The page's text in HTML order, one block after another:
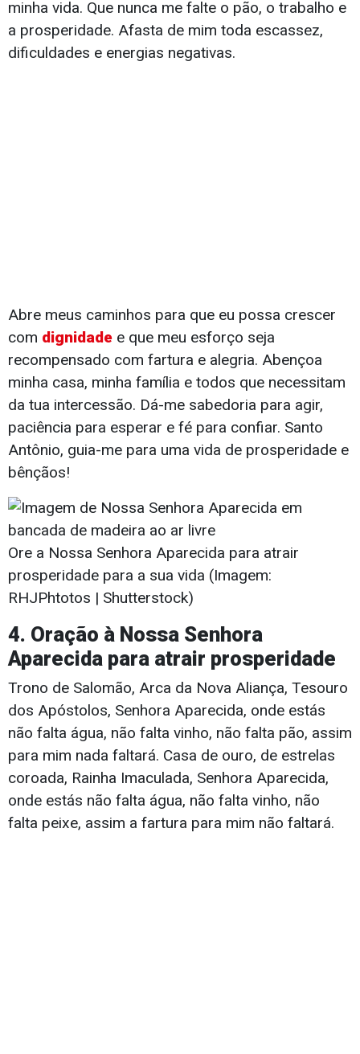
minha vida. Que nunca me falte o pão, o trabalho e
a prosperidade. Afasta de mim toda escassez,
dificuldades e energias negativas.
Abre meus caminhos para que eu possa crescer
com dignidade e que meu esforço seja
recompensado com fartura e alegria. Abençoa
minha casa, minha família e todos que necessitam
da tua intercessão. Dá-me sabedoria para agir,
paciência para esperar e fé para confiar. Santo
Antônio, guia-me para uma vida de prosperidade e
bênçãos!
Ore a Nossa Senhora Aparecida para atrair
prosperidade para a sua vida (Imagem:
RHJPhtotos | Shutterstock)
4. Oração à Nossa Senhora
Aparecida para atrair prosperidade
Trono de Salomão, Arca da Nova Aliança, Tesouro
dos Apóstolos, Senhora Aparecida, onde estás
não falta água, não falta vinho, não falta pão, assim
para mim nada faltará. Casa de ouro, de estrelas
coroada, Rainha Imaculada, Senhora Aparecida,
onde estás não falta água, não falta vinho, não
falta peixe, assim a fartura para mim não faltará.